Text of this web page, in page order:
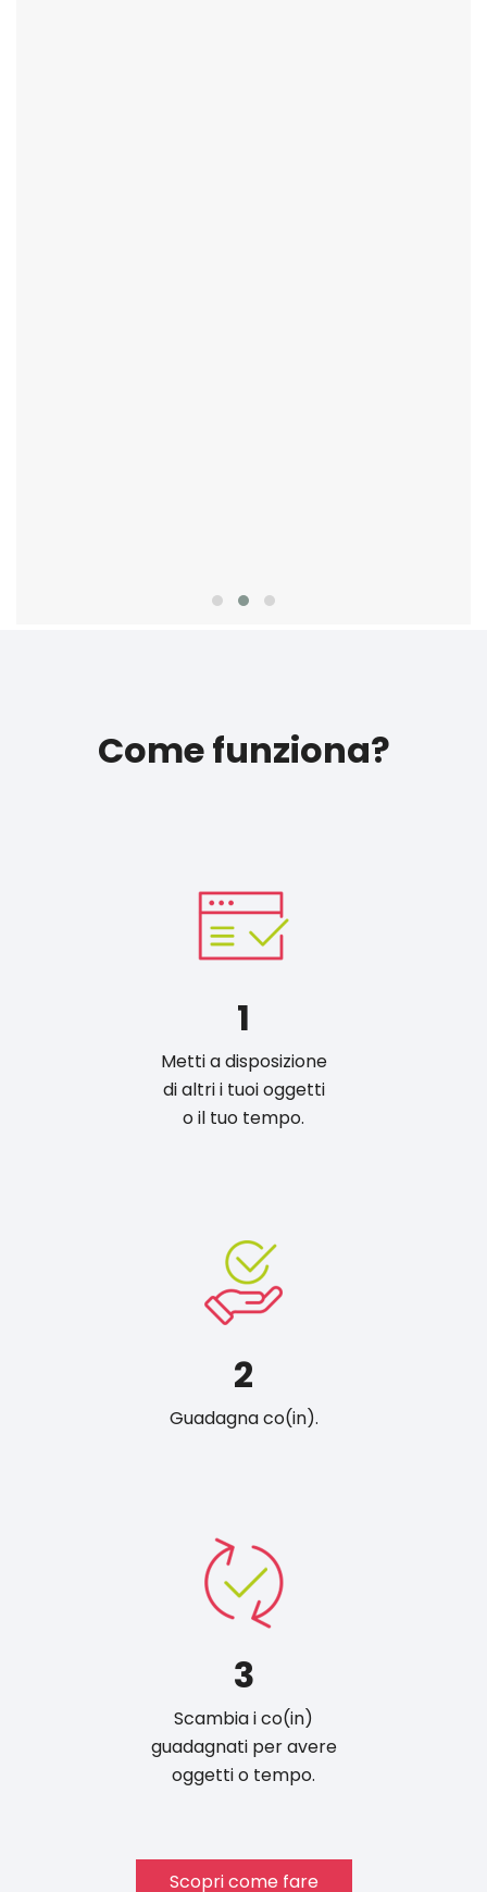
Come funziona?
1
Metti a disposizione
di altri i tuoi oggetti
o il tuo tempo.
2
Guadagna co(in).
3
Scambia i co(in)
guadagnati per avere
oggetti o tempo.
Scopri come fare